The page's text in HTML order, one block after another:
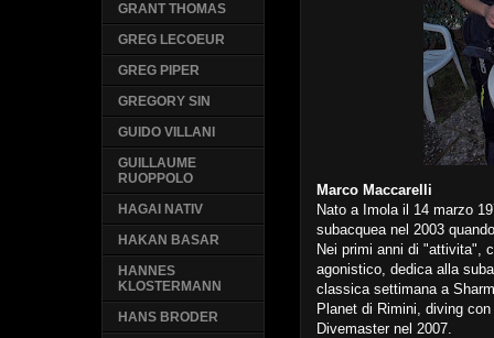
Marco Maccarelli
Nato a Imola il 14 marzo
subacquea nel 2003
Nei primi anni di "attivita",
agonistico, dedica alla
classica settimana a
Planet di Rimini, diving
Divemaster nel 2007.
GRANT THOMAS
GREG LECOEUR
GREG PIPER
GREGORY SIN
GUIDO VILLANI
GUILLAUME
RUOPPOLO
HAGAI NATIV
HAKAN BASAR
HANNES
KLOSTERMANN
HANS BRODER